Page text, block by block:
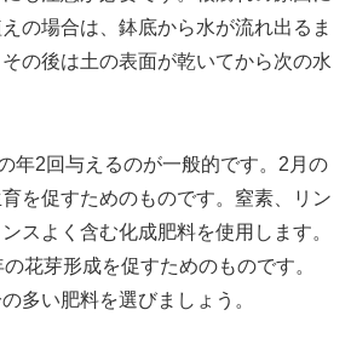
の場合は、鉢底から水が流れ出るま
の後は土の表面が乾いてから次の水
年2回与えるのが一般的です。2月の
を促すためのものです。窒素、リン
スよく含む化成肥料を使用します。
花芽形成を促すためのものです。
多い肥料を選びましょう。